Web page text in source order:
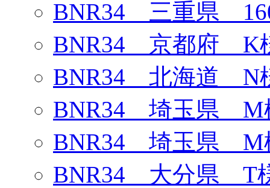
BNR34 三重県
BNR34 京都府 K
BNR34 北海道 N
BNR34 埼玉県 M
BNR34 埼玉県 M
BNR34 大分県 T